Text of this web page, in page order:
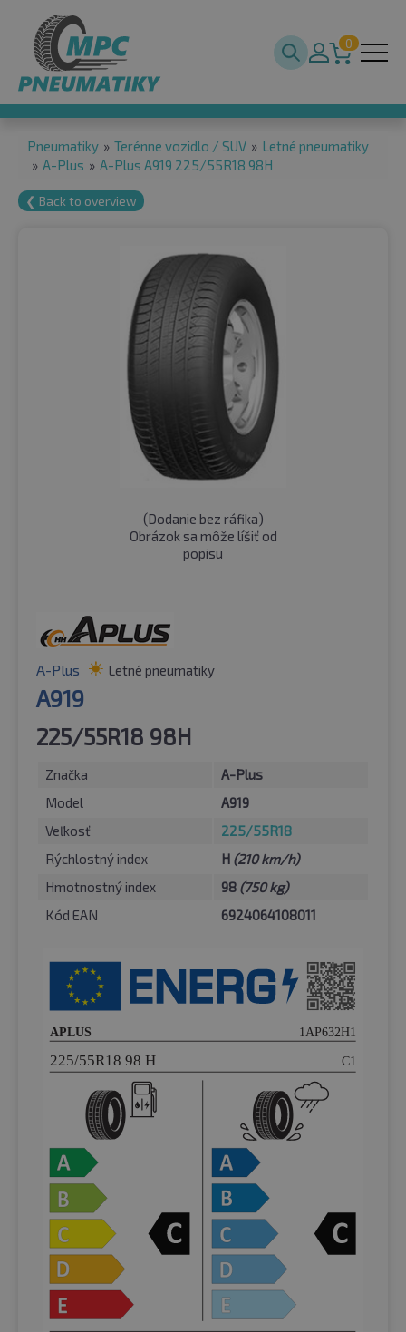
0
Pneumatiky » Terénne vozidlo / SUV » Letné pneumatiky
» A-Plus » A-Plus A919 225/55R18 98H
❮ Back to overview
(Dodanie bez ráfika)
Obrázok sa môže líšiť od
popisu
A-Plus Letné pneumatiky
A919
225/55R18 98H
Značka
A-Plus
Model
A919
Veľkosť
225/55R18
Rýchlostný index
H (210 km/h)
Hmotnostný index
98 (750 kg)
Kód EAN
6924064108011